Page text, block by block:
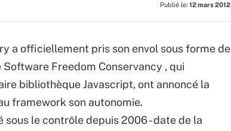
Publié le: 12 mars 2012
a officiellement pris son envol sous forme de
Freedom Conservancy , qui
bibliothèque Javascript, ont annoncé la
framework son autonomie.
le contrôle depuis 2006 - date de la